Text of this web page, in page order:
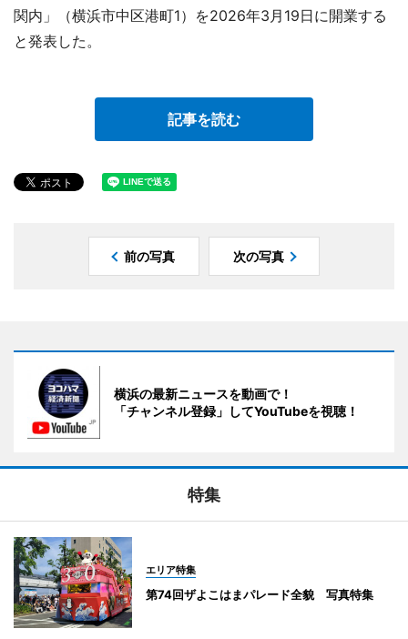
関内」（横浜市中区港町1）を2026年3月19日に開業する
と発表した。
記事を読む
前の写真 次の写真
横浜の最新ニュースを動画で！
「チャンネル登録」してYouTubeを視聴！
特集
エリア特集
第74回ザよこはまパレード全貌 写真特集